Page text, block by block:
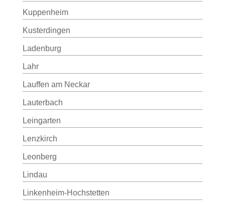
Kuppenheim
Kusterdingen
Ladenburg
Lahr
Lauffen am Neckar
Lauterbach
Leingarten
Lenzkirch
Leonberg
Lindau
Linkenheim-Hochstetten